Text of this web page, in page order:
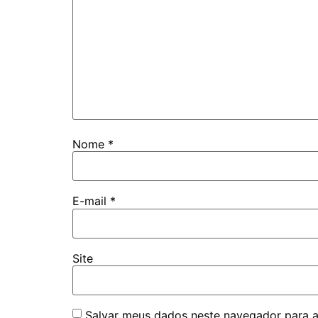
Nome *
E-mail *
Site
Salvar meus dados neste navegador para